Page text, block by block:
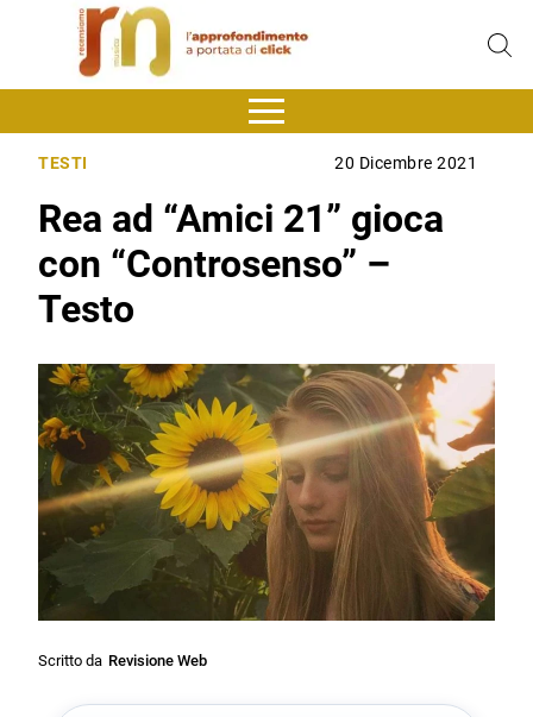
TESTI 20 Dicembre 2021
Rea ad “Amici 21” gioca
con “Controsenso” –
Testo
Scritto da Revisione Web